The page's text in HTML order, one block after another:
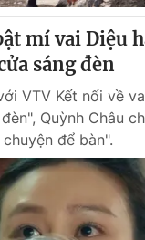
mí vai Diệu
sáng đèn
VTV Kết nối về
Quỳnh Châu
để bàn".